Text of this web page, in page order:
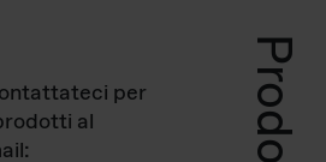
Prodotti
per
al